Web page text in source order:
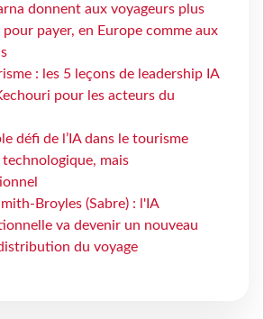
donnent aux voyageurs plus
payer, en Europe comme aux
: les 5 leçons de leadership IA
pour les acteurs du
défi de l’IA dans le tourisme
technologique, mais
Broyles (Sabre) : l'IA
va devenir un nouveau
du voyage